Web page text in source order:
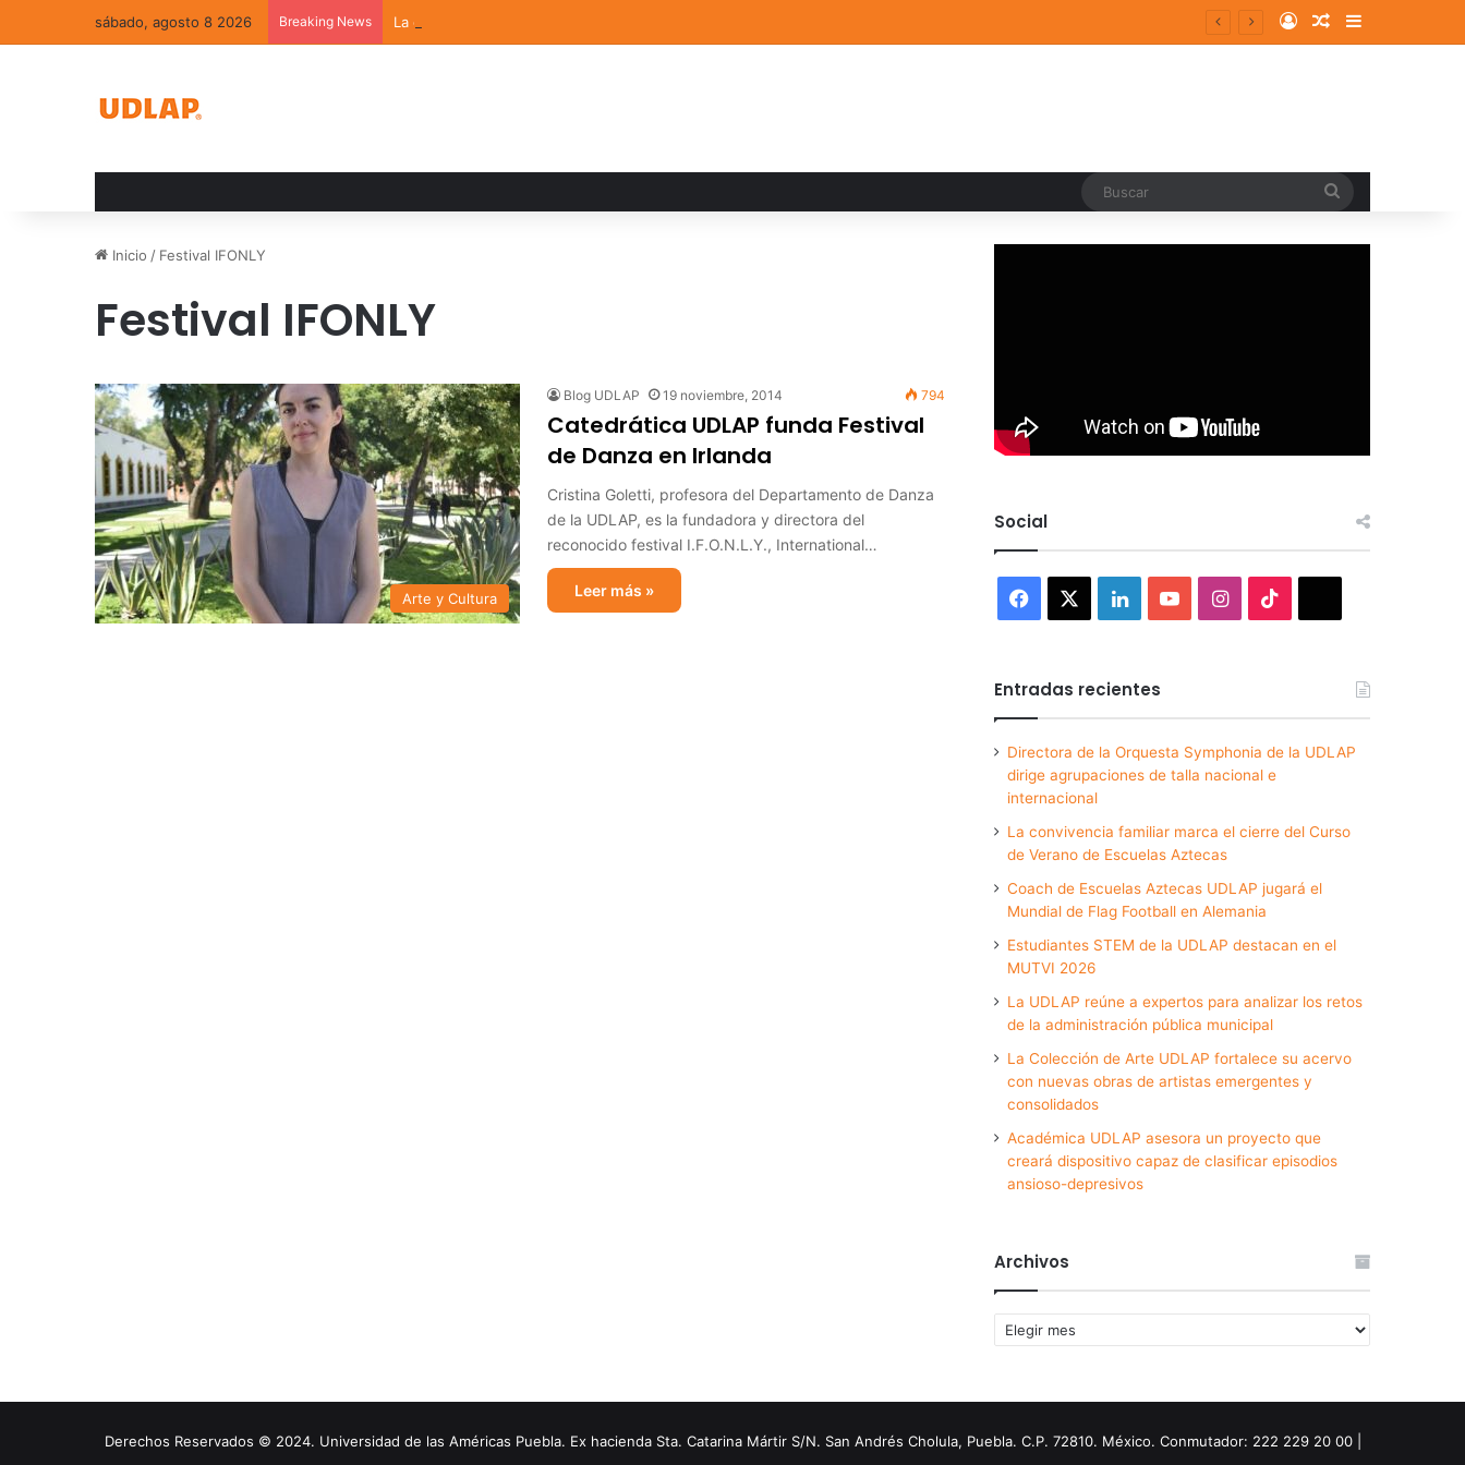
sábado, agosto 8 2026 Breaking News La convivencia familiar marca el cierre del Curso de Verano de Escuelas Aztecas Log InRandom Article
Sidebar
Inicio / Festival IFONLY
Festival IFONLY
Arte y Cultura
Blog UDLAP 19 noviembre, 2014 794
Catedrática UDLAP funda Festival
de Danza en Irlanda
Cristina Goletti, profesora del Departamento de Danza
de la UDLAP, es la fundadora y directora del
reconocido festival I.F.O.N.L.Y., International…
Leer más »
Social
Facebook LinkedInYouTubeInstagram
Entradas recientes
Directora de la Orquesta Symphonia de la UDLAP
dirige agrupaciones de talla nacional e
internacional
La convivencia familiar marca el cierre del Curso
de Verano de Escuelas Aztecas
Coach de Escuelas Aztecas UDLAP jugará el
Mundial de Flag Football en Alemania
Estudiantes STEM de la UDLAP destacan en el
MUTVI 2026
La UDLAP reúne a expertos para analizar los retos
de la administración pública municipal
La Colección de Arte UDLAP fortalece su acervo
con nuevas obras de artistas emergentes y
consolidados
Académica UDLAP asesora un proyecto que
creará dispositivo capaz de clasificar episodios
ansioso-depresivos
Archivos
Archivos
Derechos Reservados © 2024. Universidad de las Américas Puebla. Ex hacienda Sta. Catarina Mártir S/N. San Andrés Cholula, Puebla. C.P. 72810. México. Conmutador: 222 229 20 00 |